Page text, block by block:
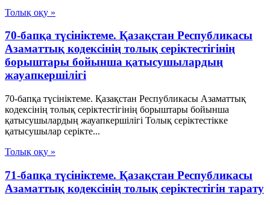
Толық оқу »
70-бапқа түсініктеме. Қазақстан Республикасы
Азаматтық кодексінің толық серіктестігінің
борыштары бойынша қатысушылардың
жауапкершілігі
70-бапқа түсініктеме. Қазақстан Республикасы Азаматтық
кодексінің толық серіктестігінің борыштары бойынша
қатысушылардың жауапкершілігі Толық серіктестікке
қатысушылар серікте...
Толық оқу »
71-бапқа түсініктеме. Қазақстан Республикасы
Азаматтық кодексінің толық серіктестігін тарату